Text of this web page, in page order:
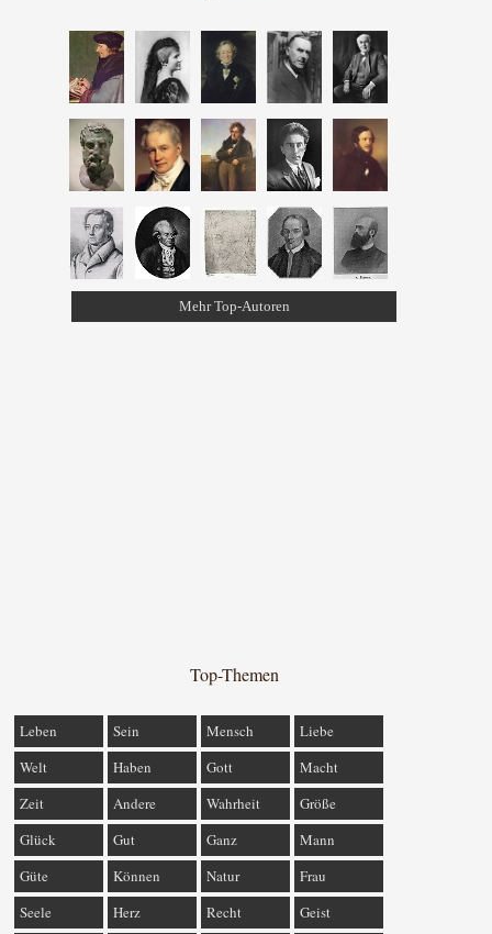
Mehr Top-Autoren
Top-Themen
Leben Sein Mensch
Liebe
Welt
Haben Gott
Macht
Zeit
Andere Wahrheit
Größe
Glück
Gut Ganz
Mann
Güte
Können Natur
Frau
Seele
Herz Recht Geist